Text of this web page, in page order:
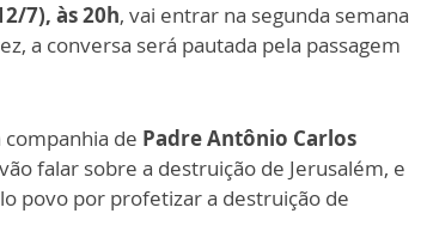
7), às 20h, vai entrar na segunda semana
a conversa será pautada pela passagem
companhia de Padre Antônio Carlos
falar sobre a destruição de Jerusalém, e
povo por profetizar a destruição de